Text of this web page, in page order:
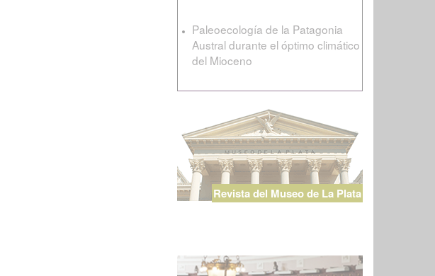
Paleoecología de la Patagonia
Austral durante el óptimo climático
del Mioceno
Revista del Museo de La Plata